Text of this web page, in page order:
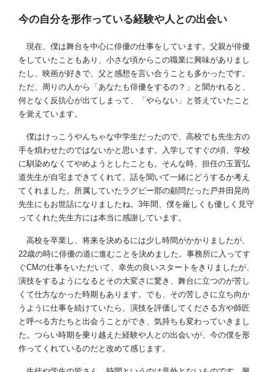
今の自分を形作っている経験や人との出会い
現在、僕は舞台を中心に俳優の仕事をしています。父親が俳優
をしていたこともあり、小さな頃からこの職業に興味がありまし
たし、映画が好きで、父と感想を言い合うことも多かったです。
ただ、周りの人から「あなたも俳優をするの？」と聞かれると、
何となく反抗心が出てしまって、「やらない」と答えていたこと
を覚えています。
僕はけっこうやんちゃな中学生だったので、高校でも先生方の
手を煩わせたのではないかと思います。入学してすぐの頃、学校
に馴染めなくてやめようとしたことも。そんな時、担任の玉置弘
道先生が自宅まできてくれて、話を聞いて一緒にどうするか考え
てくれました。所属していたラグビー部の顧問だった戸井田晃尚
先生にもお世話になりましたね。3年間、僕を厳しくも優しく見守
ってくれた先生方には本当に感謝しています。
高校を卒業し、将来を決めるには少し時間がかかりましたが、
22歳の時に俳優の道に進むことを決めました。事務所に入ってす
ぐCMの仕事をいただいて、幸先の良いスタートをきりましたが、
演技をするようになるとその大変さに驚き、舞台に立つのが苦し
くて仕方なかった時期もあります。でも、その苦しさに立ち向か
うように仕事を続けていたら、演技を評価してくださる方や師匠
と呼べる方たちと出会うことができ、気持ちも変わっていきまし
た。つらい時期を乗り越えた経験や人との出会いが、今の僕を形
作ってくれているのだと改めて感じます。